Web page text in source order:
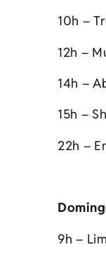
10h –
12h –
14h –
15h –
22h –
9h –